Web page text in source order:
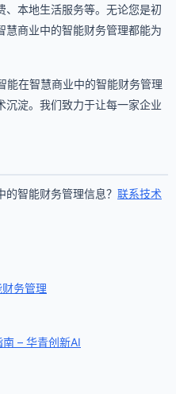
、本地生活服务等。无论您是初
慧商业中的智能财务管理都能为
在智慧商业中的智能财务管理
沉淀。我们致力于让每一家企业
智能财务管理信息？ 联系技术
务管理
– 华青创新AI